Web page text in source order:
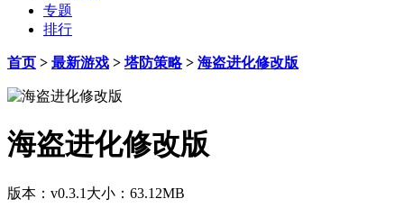
专题
排行
首页 > 最新游戏 > 塔防策略> 海盗进化修改版
海盗进化修改版
版本：v0.3.1 大小：63.12MB